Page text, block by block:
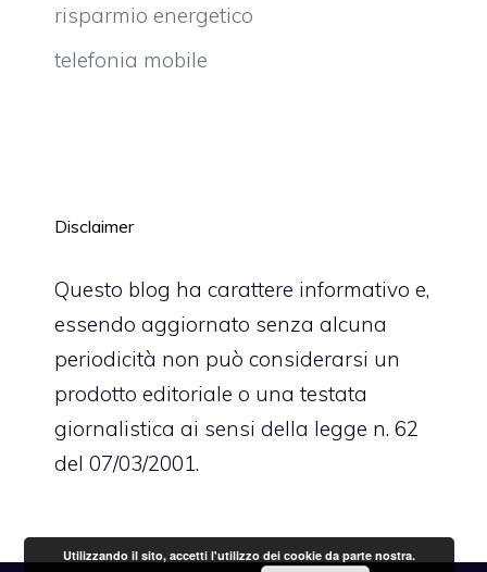
risparmio energetico
telefonia mobile
Disclaimer
Questo blog ha carattere informativo e,
essendo aggiornato senza alcuna
periodicità non può considerarsi un
prodotto editoriale o una testata
giornalistica ai sensi della legge n. 62
del 07/03/2001.
Utilizzando il sito, accetti l'utilizzo dei cookie da parte nostra.